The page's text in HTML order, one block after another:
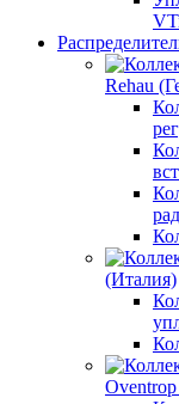
Rehau
(Италия)